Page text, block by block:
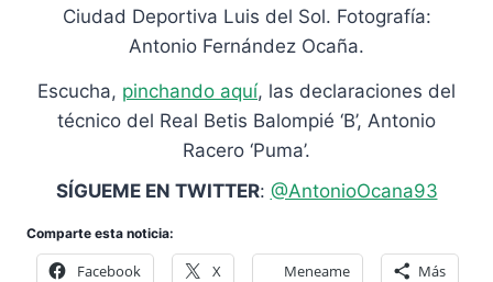
Ciudad Deportiva Luis del Sol. Fotografía:
Antonio Fernández Ocaña.
Escucha, pinchando aquí, las declaraciones del
técnico del Real Betis Balompié ‘B’, Antonio
Racero ‘Puma’.
SÍGUEME EN TWITTER: @AntonioOcana93
Comparte esta noticia:
Facebook X Meneame Más